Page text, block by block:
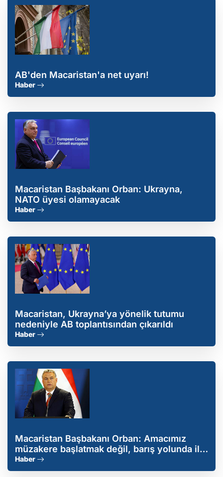
AB'den Macaristan'a net uyarı!
Haber
Macaristan Başbakanı Orban: Ukrayna,
NATO üyesi olamayacak
Haber
Macaristan, Ukrayna’ya yönelik tutumu
nedeniyle AB toplantısından çıkarıldı
Haber
Macaristan Başbakanı Orban: Amacımız
müzakere başlatmak değil, barış yolunda ilk
adımları atmak
Haber